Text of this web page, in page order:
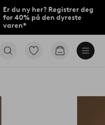
Er du ny her? Registrer deg
for 40% på den dyreste
varen*
Gå
Gå